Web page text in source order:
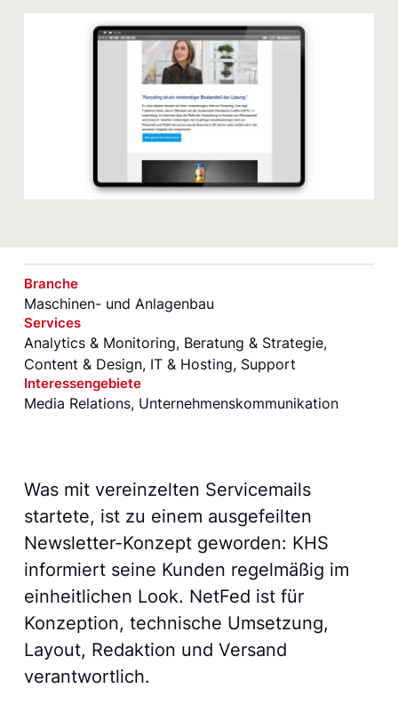
Branche
Maschinen- und Anlagenbau
Services
Analytics & Monitoring, Beratung & Strategie,
Content & Design, IT & Hosting, Support
Interessengebiete
Media Relations, Unternehmenskommunikation
Was mit vereinzelten Servicemails
startete, ist zu einem ausgefeilten
Newsletter-Konzept geworden: KHS
informiert seine Kunden regelmäßig im
einheitlichen Look. NetFed ist für
Konzeption, technische Umsetzung,
Layout, Redaktion und Versand
verantwortlich.